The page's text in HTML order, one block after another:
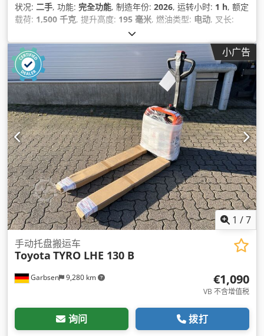
状况: 二手, 功能: 完全功能, 制造年份: 2026, 运转小时: 1 h, 额定
载荷: 1,500 千克, 提升高度: 195 毫米, 燃油类型: 电动, 叉长:
145 千克, 总长度:
Elektro, 施工宽度:540 毫米,
小广告
1 /7
Garbsen 9,280 km
手动托盘搬运车
Toyota TYRO LHE 130 B
€1,090
VB 不含增值税
询问 拨打